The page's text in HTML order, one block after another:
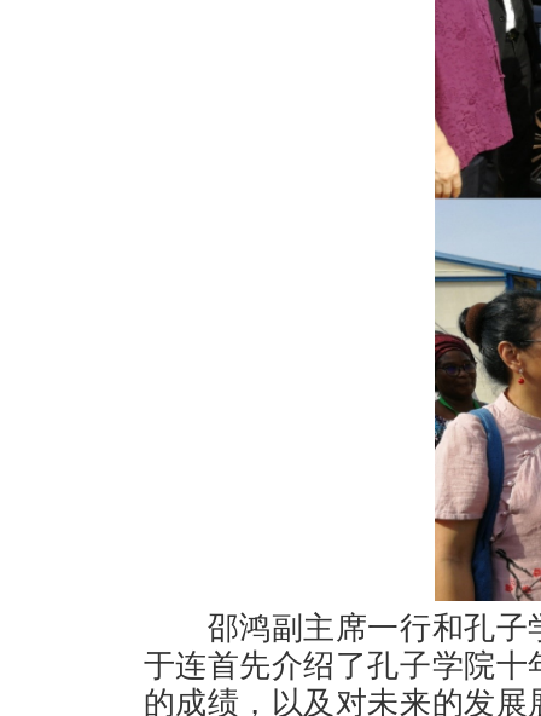
邵鸿副主席一行和孔
于连首先介绍了孔子学院
的成绩，以及对未来的发